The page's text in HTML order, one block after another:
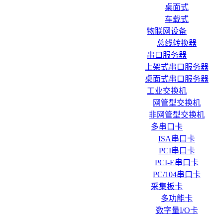
桌面式
车载式
物联网设备
总线转换器
串口服务器
上架式串口服务器
桌面式串口服务器
工业交换机
网管型交换机
非网管型交换机
多串口卡
ISA串口卡
PCI串口卡
PCI-E串口卡
PC/104串口卡
采集板卡
多功能卡
数字量I/O卡